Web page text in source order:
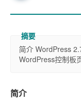
简介 WordPress
WordPress控制板
简介